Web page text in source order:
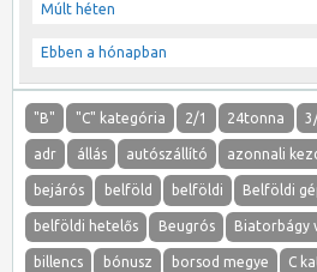
Múlt héten
Ebben a hónapban
"B" "C" kategória 2/1 24tonna
adr állás autószállító azonnali
bejárós belföld belföldi Belföldi
belföldi hetelős Beugrós Biatorbágy
billencs bónusz borsod megye C